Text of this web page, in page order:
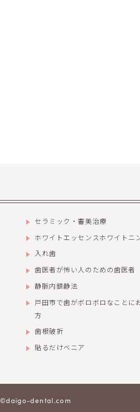
セラミック・審美治療
ホワイトエッセンス ホワイトニ
入れ歯
歯医者が怖い人のための歯医者
静脈内鎮静法
戸田市で歯がボロボロなことに
方
歯根破折
貼るだけベニア
©daigo-dental.com